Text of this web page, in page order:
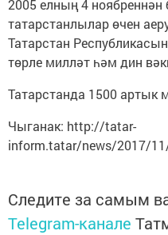
2005 елның 4 ноябреннән
татарстанлылар өчен
Татарстан
төрле милләт һәм дин
Татарстанда 1500 артык
Чыганак: http://tatar-
inform.tatar/news/2017/
Следите за самым
Telegram-канале